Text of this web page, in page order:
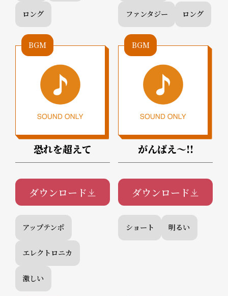
ロング ファンタジー ロング
BGM
恐れを超えて
ダウンロード
アップテンポ
エレクトロニカ
激しい
BGM
がんばえ～!!
ダウンロード
ショート 明るい